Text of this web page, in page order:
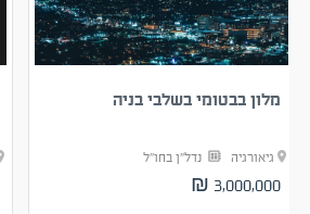
מלון בבטומי בשלבי בניה
גיאורגיה נדל"ן בחו"ל
3,000,000 ₪